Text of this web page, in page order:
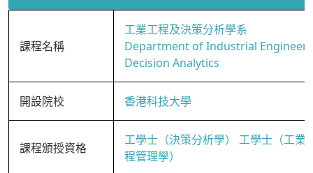
課程名稱
工業工程及決策分析學系
Department of Industrial
Decision Analytics
開設院校 香港科技大學
課程頒授資格
工學士（決策分析學） 工學士（工業
程管理學）